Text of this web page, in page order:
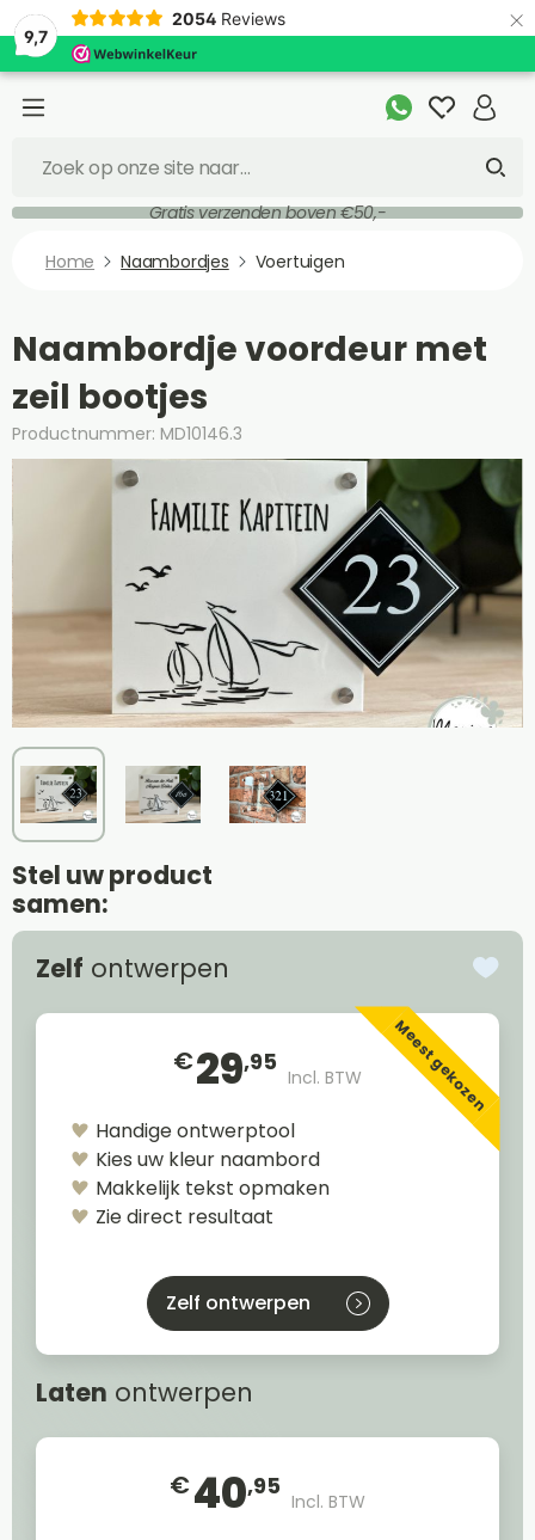
9,7
2054 Reviews ×
Gratis verzenden boven €50,-
Home Naambordjes Voertuigen
Naambordje voordeur met
zeil bootjes
Productnummer: MD10146.3
Stel uw product
samen:
Zelf ontwerpen
€29,95
Incl. BTW Meest gekozen
Handige ontwerptool
Kies uw kleur naambord
Makkelijk tekst opmaken
Zie direct resultaat
Zelf ontwerpen
Laten ontwerpen
€40,95
Incl. BTW